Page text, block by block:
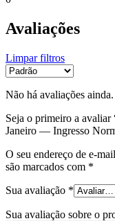
Avaliações
Limpar filtros
Não há avaliações ainda.
Seja o primeiro a
Janeiro — Ingresso
O seu endereço de e-
são marcados com *
Sua avaliação *
Sua avaliação sobre o